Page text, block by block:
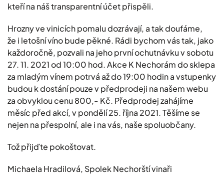
kteří na náš transparentní účet přispěli.
Hrozny ve vinicích pomalu dozrávají, a tak doufáme,
že i letošní víno bude pěkné. Rádi bychom vás tak, jako
každoročně, pozvali na jeho první ochutnávku v sobotu
27. 11. 2021 od 10:00 hod. Akce K Nechorám do sklepa
za mladým vínem potrvá až do 19:00 hodin a vstupenky
budou k dostání pouze v předprodeji na našem webu
za obvyklou cenu 800,- Kč. Předprodej zahájíme
měsíc před akcí, v pondělí 25. října 2021. Těšíme se
nejen na přespolní, ale i na vás, naše spoluobčany.
Tož přijďte pokoštovat.
Michaela Hradilová, Spolek Nechorští vinaři